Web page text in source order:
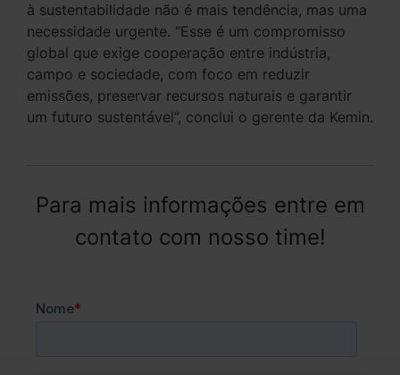
à sustentabilidade não é mais tendência, mas uma
necessidade urgente. “Esse é um compromisso
global que exige cooperação entre indústria,
campo e sociedade, com foco em reduzir
emissões, preservar recursos naturais e garantir
um futuro sustentável”, conclui o gerente da Kemin.
Para mais informações entre em
contato com nosso time!